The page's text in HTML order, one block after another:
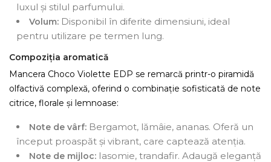
luxul și stilul parfumului.
Volum: Disponibil în diferite dimensiuni, ideal
pentru utilizare pe termen lung.
Compoziția aromatică
Mancera Choco Violette EDP se remarcă printr-o piramidă
olfactivă complexă, oferind o combinație sofisticată de note
citrice, florale și lemnoase:
Note de vârf: Bergamot, lămâie, ananas. Oferă un
început proaspăt și vibrant, care captează atenția.
Note de mijloc: Iasomie, trandafir. Adaugă eleganță